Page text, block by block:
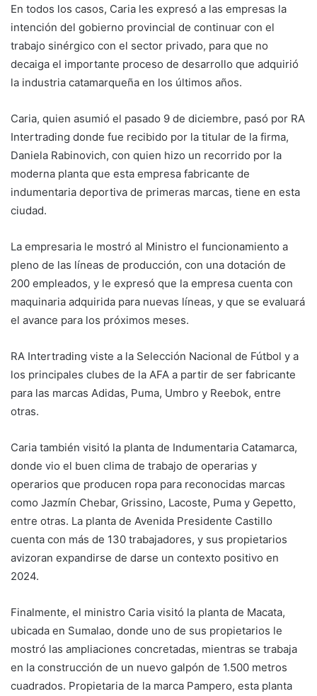
En todos los casos, Caria les expresó a las empresas la
intención del gobierno provincial de continuar con el
trabajo sinérgico con el sector privado, para que no
decaiga el importante proceso de desarrollo que adquirió
la industria catamarqueña en los últimos años.
Caria, quien asumió el pasado 9 de diciembre, pasó por RA
Intertrading donde fue recibido por la titular de la firma,
Daniela Rabinovich, con quien hizo un recorrido por la
moderna planta que esta empresa fabricante de
indumentaria deportiva de primeras marcas, tiene en esta
ciudad.
La empresaria le mostró al Ministro el funcionamiento a
pleno de las líneas de producción, con una dotación de
200 empleados, y le expresó que la empresa cuenta con
maquinaria adquirida para nuevas líneas, y que se evaluará
el avance para los próximos meses.
RA Intertrading viste a la Selección Nacional de Fútbol y a
los principales clubes de la AFA a partir de ser fabricante
para las marcas Adidas, Puma, Umbro y Reebok, entre
otras.
Caria también visitó la planta de Indumentaria Catamarca,
donde vio el buen clima de trabajo de operarias y
operarios que producen ropa para reconocidas marcas
como Jazmín Chebar, Grissino, Lacoste, Puma y Gepetto,
entre otras. La planta de Avenida Presidente Castillo
cuenta con más de 130 trabajadores, y sus propietarios
avizoran expandirse de darse un contexto positivo en
2024.
Finalmente, el ministro Caria visitó la planta de Macata,
ubicada en Sumalao, donde uno de sus propietarios le
mostró las ampliaciones concretadas, mientras se trabaja
en la construcción de un nuevo galpón de 1.500 metros
cuadrados. Propietaria de la marca Pampero, esta planta